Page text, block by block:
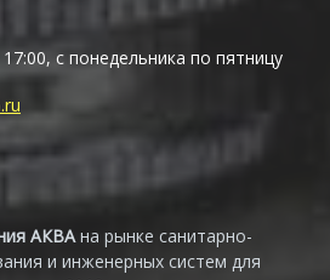
с понедельника по пятницу
АКВАна рынке санитарно-
и инженерных систем для